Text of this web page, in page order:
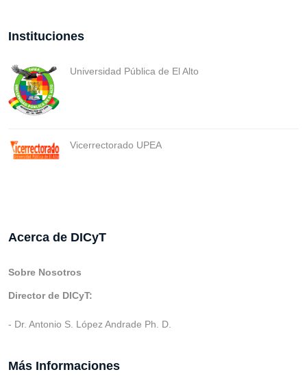
Instituciones
Universidad Pública de El Alto
Vicerrectorado UPEA
Acerca de DICyT
Sobre Nosotros
Director de DICyT:
- Dr. Antonio S. López Andrade Ph. D.
Más Informaciones